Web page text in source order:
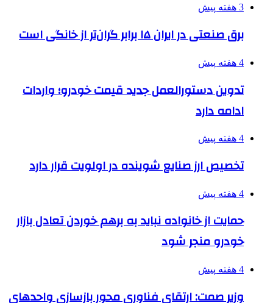
3 هفته پیش
برق صنعتی در ایران ۱۵ برابر گران‌تر از خانگی است
4 هفته پیش
تدوین دستورالعمل جدید قیمت خودرو؛ واردات
ادامه دارد
4 هفته پیش
تخصیص ارز صنایع شوینده در اولویت قرار دارد
4 هفته پیش
حمایت از خانواده نباید به برهم خوردن تعادل بازار
خودرو منجر شود
4 هفته پیش
وزیر صمت: ارتقای فناوری محور بازسازی واحدهای